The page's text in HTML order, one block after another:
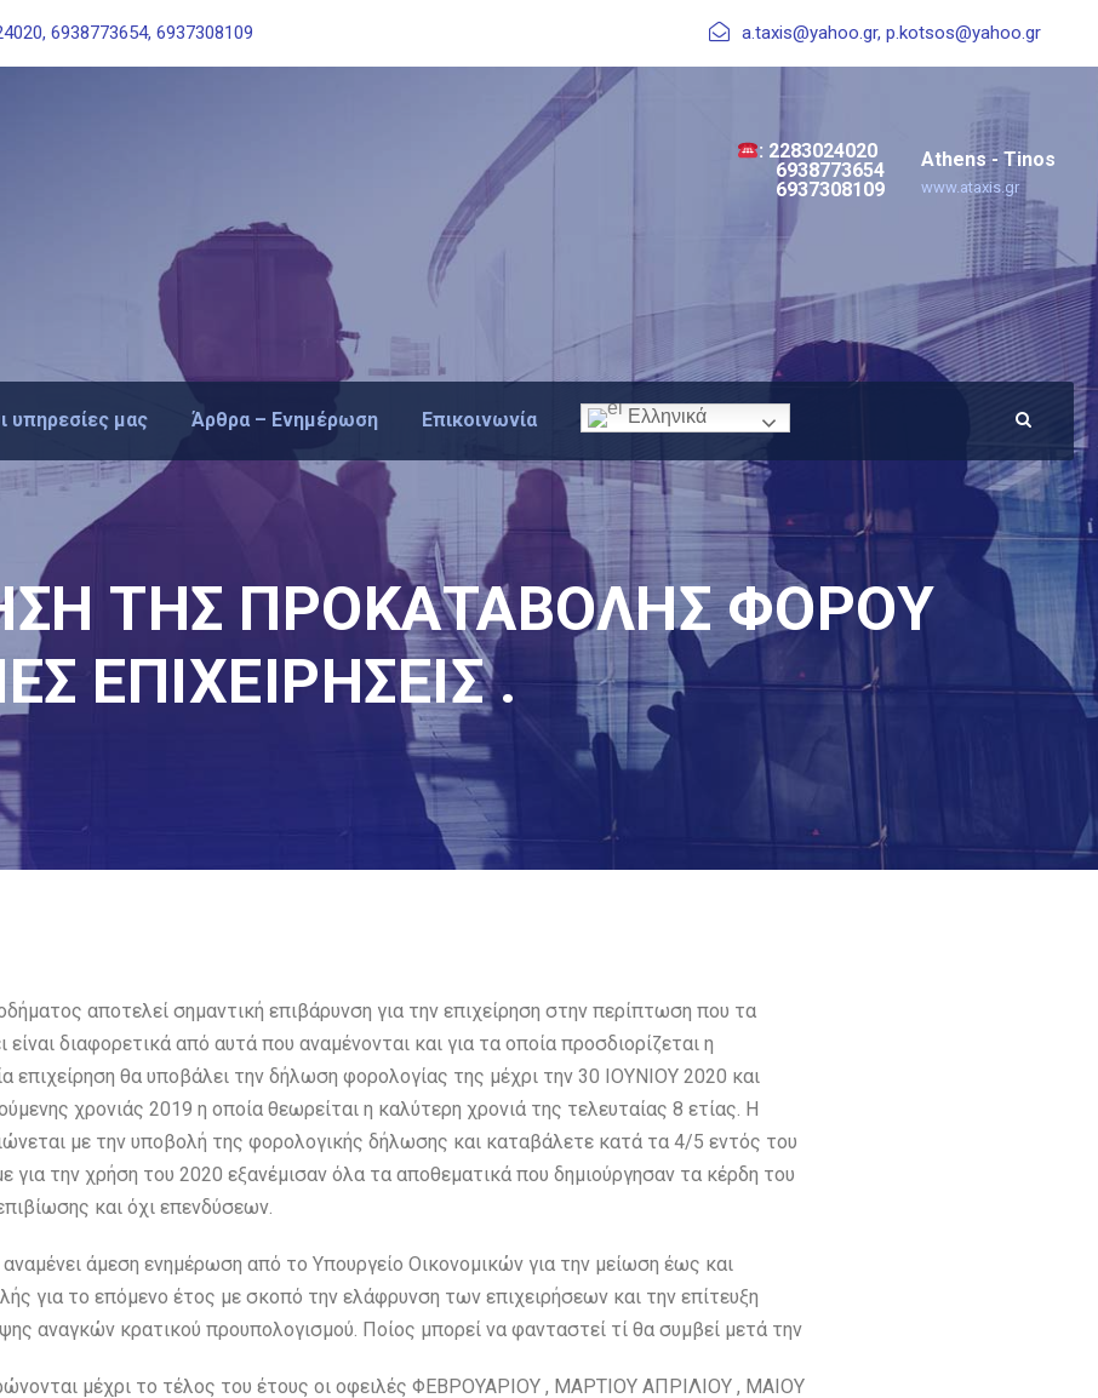
6938773654, 6937308109 a.taxis@yahoo.gr, p.kotsos@yahoo.gr
: 2283024020
6938773654
6937308109
Athens - Tinos
www.ataxis.gr
υπηρεσίες μας Άρθρα – Ενημέρωση Επικοινωνία Ελληνικά
ΤΗΣ ΠΡΟΚΑΤΑΒΟΛΗΣ ΦΟΡΟΥ
ΕΠΙΧΕΙΡΗΣΕΙΣ .
αποτελεί σημαντική επιβάρυνση για την επιχείρηση στην περίπτωση που τα
διαφορετικά από αυτά που αναμένονται και για τα οποία προσδιορίζεται η
θα υποβάλει την δήλωση φορολογίας της μέχρι την 30 ΙΟΥΝΙΟΥ 2020 και
χρονιάς 2019 η οποία θεωρείται η καλύτερη χρονιά της τελευταίας 8 ετίας. Η
με την υποβολή της φορολογικής δήλωσης και καταβάλετε κατά τα 4/5 εντός του
για την χρήση του 2020 εξανέμισαν όλα τα αποθεματικά που δημιούργησαν τα κέρδη του
και όχι επενδύσεων.
άμεση ενημέρωση από το Υπουργείο Οικονομικών για την μείωση έως και
για το επόμενο έτος με σκοπό την ελάφρυνση των επιχειρήσεων και την επίτευξη
αναγκών κρατικού προυπολογισμού. Ποίος μπορεί να φανταστεί τί θα συμβεί μετά την
μέχρι το τέλος του έτους οι οφειλές ΦΕΒΡΟΥΑΡΙΟΥ , ΜΑΡΤΙΟΥ ΑΠΡΙΛΙΟΥ , ΜΑΙΟΥ